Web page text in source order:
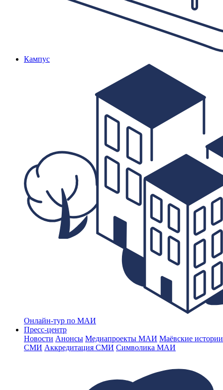
Кампус
Онлайн-тур по МАИ
Пресс-центр
Новости Анонсы Медиапроекты МАИ Маёвские
СМИ Аккредитация СМИ Символика МАИ